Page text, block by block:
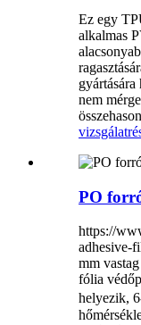
Ez egy
alkalmas
nem
vizsgálat
PO
https://
adhesive-
mm
fólia
helyezik,